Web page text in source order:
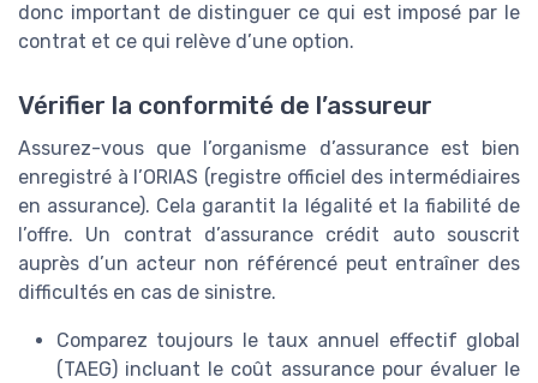
donc important de distinguer ce qui est imposé par le
contrat et ce qui relève d’une option.
Vérifier la conformité de l’assureur
Assurez-vous que l’organisme d’assurance est bien
enregistré à l’ORIAS (registre officiel des intermédiaires
en assurance). Cela garantit la légalité et la fiabilité de
l’offre. Un contrat d’assurance crédit auto souscrit
auprès d’un acteur non référencé peut entraîner des
difficultés en cas de sinistre.
Comparez toujours le taux annuel effectif global
(TAEG) incluant le coût assurance pour évaluer le